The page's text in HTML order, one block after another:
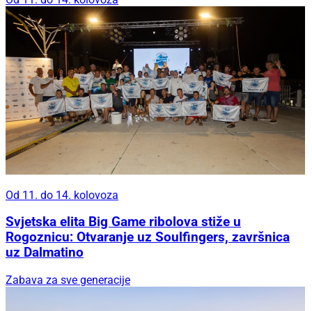
Od 11. do 14. kolovoza
Svjetska elita Big Game ribolova stiže u
Rogoznicu: Otvaranje uz Soulfingers, završnica
uz Dalmatino
Zabava za sve generacije